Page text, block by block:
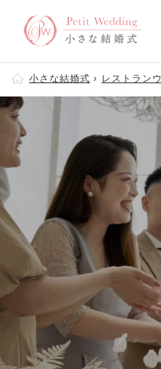
小さな結婚式 レストラン